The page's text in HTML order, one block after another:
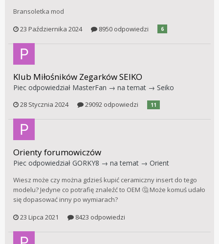
Bransoletka mod
23 Października 2024
8950 odpowiedzi 6
Klub Miłośników Zegarków SEIKO
Piec odpowiedział MasterFan → na temat → Seiko
28 Stycznia 2024 29092 odpowiedzi 11
Orienty forumowiczów
Piec odpowiedział GORKY8 → na temat → Orient
Wiesz może czy można gdzieś kupić ceramiczny insert do tego
modelu? Jedyne co potrafię znaleźć to OEM 🤔 Może komuś udało
się dopasować inny po wymiarach?
23 Lipca 2021
8423 odpowiedzi